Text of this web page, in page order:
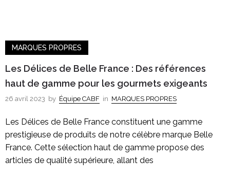
MARQUES PROPRES
Les Délices de Belle France : Des références
haut de gamme pour les gourmets exigeants
26 avril 2023 by Équipe CABF in MARQUES PROPRES
Les Délices de Belle France constituent une gamme
prestigieuse de produits de notre célèbre marque Belle
France. Cette sélection haut de gamme propose des
articles de qualité supérieure, allant des